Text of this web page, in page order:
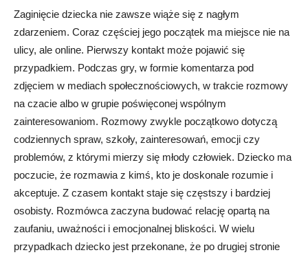
Zaginięcie dziecka nie zawsze wiąże się z nagłym
zdarzeniem. Coraz częściej jego początek ma miejsce nie na
ulicy, ale online. Pierwszy kontakt może pojawić się
przypadkiem. Podczas gry, w formie komentarza pod
zdjęciem w mediach społecznościowych, w trakcie rozmowy
na czacie albo w grupie poświęconej wspólnym
zainteresowaniom. Rozmowy zwykle początkowo dotyczą
codziennych spraw, szkoły, zainteresowań, emocji czy
problemów, z którymi mierzy się młody człowiek. Dziecko ma
poczucie, że rozmawia z kimś, kto je doskonale rozumie i
akceptuje. Z czasem kontakt staje się częstszy i bardziej
osobisty. Rozmówca zaczyna budować relację opartą na
zaufaniu, uważności i emocjonalnej bliskości. W wielu
przypadkach dziecko jest przekonane, że po drugiej stronie